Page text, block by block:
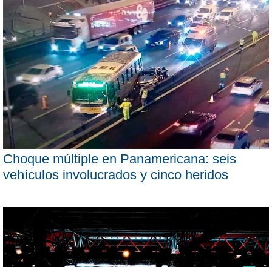
Choque múltiple en Panamericana: seis
vehículos involucrados y cinco heridos